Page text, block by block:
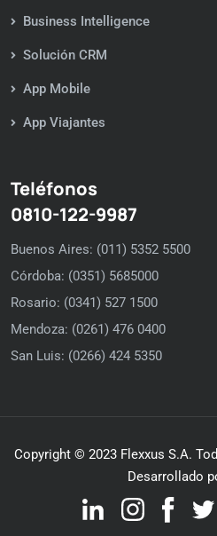
Business Intelligence
Solución CRM
App Mobile
App Viajantes
Teléfonos
0810-122-9987
Buenos Aires: (011) 5352 5500
Córdoba: (0351) 5685000
Rosario: (0341) 527 1500
Mendoza: (0261) 476 0400
San Luis: (0266) 424 5350
Copyright © 2023 Flexxus S.A.
Desarrollado